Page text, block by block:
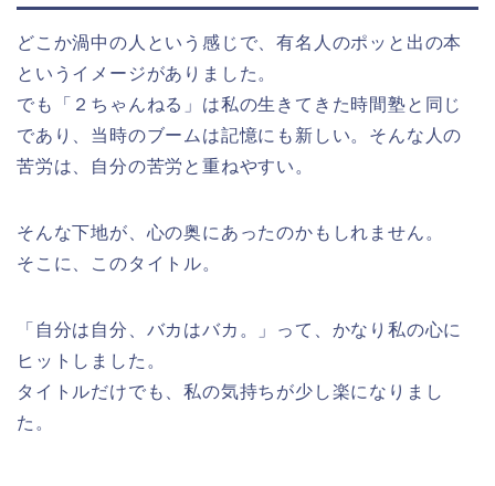
どこか渦中の人という感じで、有名人のポッと出の本
というイメージがありました。
でも「２ちゃんねる」は私の生きてきた時間塾と同じ
であり、当時のブームは記憶にも新しい。そんな人の
苦労は、自分の苦労と重ねやすい。
そんな下地が、心の奥にあったのかもしれません。
そこに、このタイトル。
「自分は自分、バカはバカ。」って、かなり私の心に
ヒットしました。
タイトルだけでも、私の気持ちが少し楽になりまし
た。